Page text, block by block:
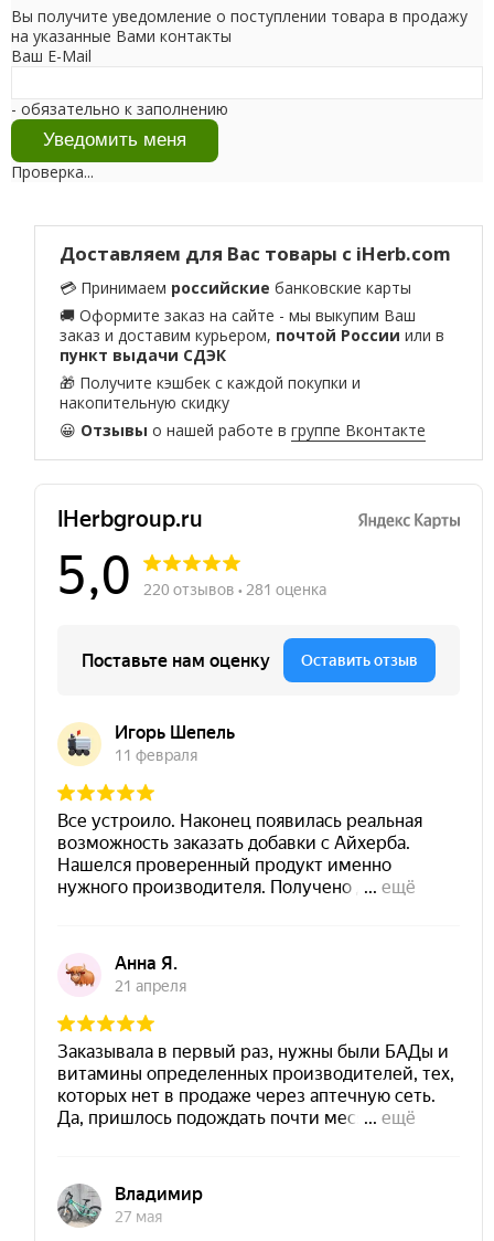
Вы получите уведомление о поступлении товара в продажу
на указанные Вами контакты
Ваш E-Mail
- обязательно к заполнению
Проверка...
Доставляем для Вас товары с iHerb.com
💳 Принимаем российские банковские карты
🚚 Оформите заказ на сайте - мы выкупим Ваш
заказ и доставим курьером, почтой России или в
пункт выдачи СДЭК
🎁 Получите кэшбек с каждой покупки и
накопительную скидку
😀 Отзывы о нашей работе вгруппе Вконтакте